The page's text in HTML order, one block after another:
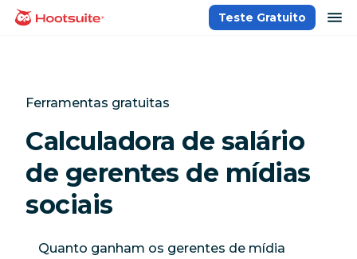
paraPágina inicial
Teste Gratuito
Ferramentas gratuitas
Calculadora de salário
de gerentes de mídias
sociais
Quanto ganham os gerentes de mídia